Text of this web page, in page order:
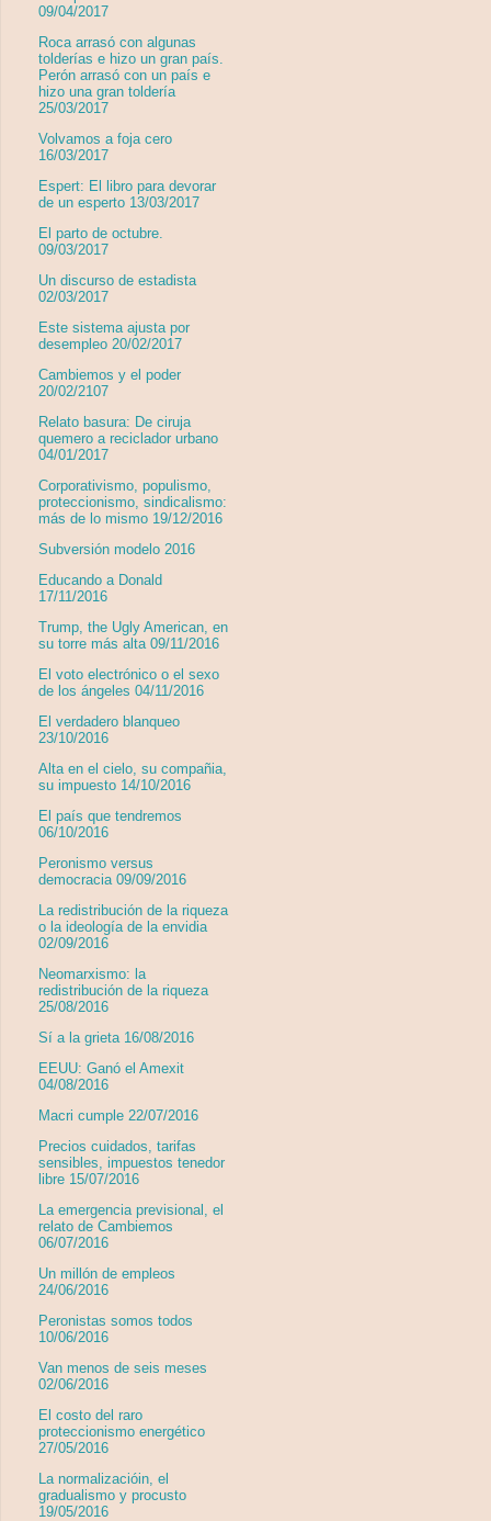
09/04/2017
Roca arrasó con algunas
tolderías e hizo un gran país.
Perón arrasó con un país e
hizo una gran toldería
25/03/2017
Volvamos a foja cero
16/03/2017
Espert: El libro para devorar
de un esperto 13/03/2017
El parto de octubre.
09/03/2017
Un discurso de estadista
02/03/2017
Este sistema ajusta por
desempleo 20/02/2017
Cambiemos y el poder
20/02/2107
Relato basura: De ciruja
quemero a reciclador urbano
04/01/2017
Corporativismo, populismo,
proteccionismo, sindicalismo:
más de lo mismo 19/12/2016
Subversión modelo 2016
Educando a Donald
17/11/2016
Trump, the Ugly American, en
su torre más alta 09/11/2016
El voto electrónico o el sexo
de los ángeles 04/11/2016
El verdadero blanqueo
23/10/2016
Alta en el cielo, su compañia,
su impuesto 14/10/2016
El país que tendremos
06/10/2016
Peronismo versus
democracia 09/09/2016
La redistribución de la riqueza
o la ideología de la envidia
02/09/2016
Neomarxismo: la
redistribución de la riqueza
25/08/2016
Sí a la grieta 16/08/2016
EEUU: Ganó el Amexit
04/08/2016
Macri cumple 22/07/2016
Precios cuidados, tarifas
sensibles, impuestos tenedor
libre 15/07/2016
La emergencia previsional, el
relato de Cambiemos
06/07/2016
Un millón de empleos
24/06/2016
Peronistas somos todos
10/06/2016
Van menos de seis meses
02/06/2016
El costo del raro
proteccionismo energético
27/05/2016
La normalizacióin, el
gradualismo y procusto
19/05/2016